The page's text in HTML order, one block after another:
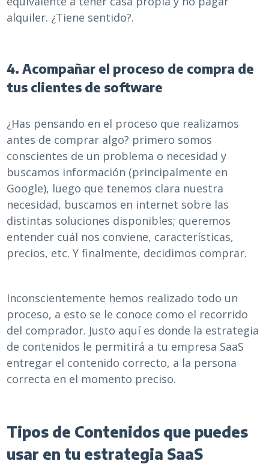
alquiler. ¿Tiene sentido?.
4. Acompañar el proceso de compra de
tus clientes de software
¿Has pensando en el proceso que realizamos
antes de comprar algo? primero somos
conscientes de un problema o necesidad y
buscamos información (principalmente en
Google), luego que tenemos clara nuestra
necesidad, buscamos en internet sobre las
distintas soluciones disponibles; queremos
entender cuál nos conviene, características,
precios, etc. Y finalmente, decidimos comprar.
Inconscientemente hemos realizado todo un
proceso, a esto se le conoce como el recorrido
del comprador. Justo aquí es donde la estrategia
de contenidos le permitirá a tu empresa SaaS
entregar el contenido correcto, a la persona
correcta en el momento preciso.
Tipos de Contenidos que puedes
usar en tu estrategia SaaS